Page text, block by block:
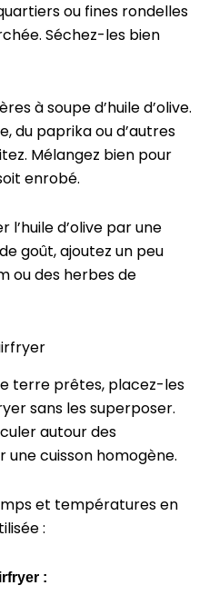
ou fines rondelles
Séchez-les bien
à soupe d’huile d’olive.
du paprika ou d’autres
Mélangez bien pour
enrobé.
d’olive par une
goût, ajoutez un peu
ou des herbes de
terre prêtes, placez-les
sans les superposer.
autour des
une cuisson homogène.
et températures en
:
: